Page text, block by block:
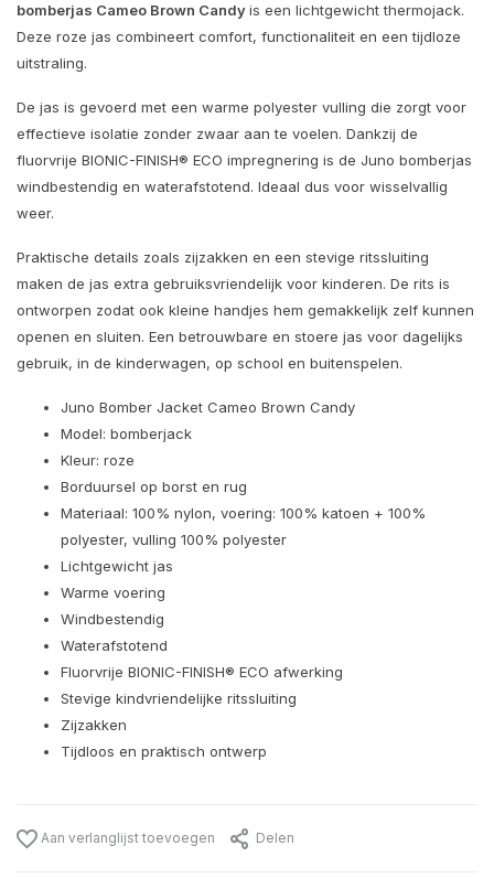
bomberjas Cameo Brown Candyis een lichtgewicht thermojack.
Deze roze jas combineert comfort, functionaliteit en een tijdloze
uitstraling.
De jas is gevoerd met een warme polyester vulling die zorgt voor
effectieve isolatie zonder zwaar aan te voelen. Dankzij de
fluorvrije BIONIC-FINISH® ECO impregnering is de Juno bomberjas
windbestendig en waterafstotend. Ideaal dus voor wisselvallig
weer.
Praktische details zoals zijzakken en een stevige ritssluiting
maken de jas extra gebruiksvriendelijk voor kinderen. De rits is
ontworpen zodat ook kleine handjes hem gemakkelijk zelf kunnen
openen en sluiten. Een betrouwbare en stoere jas voor dagelijks
gebruik, in de kinderwagen, op school en buitenspelen.
Juno Bomber Jacket Cameo Brown Candy
Model: bomberjack
Kleur: roze
Borduursel op borst en rug
Materiaal: 100% nylon, voering: 100% katoen + 100%
polyester, vulling 100% polyester
Lichtgewicht jas
Warme voering
Windbestendig
Waterafstotend
Fluorvrije BIONIC-FINISH® ECO afwerking
Stevige kindvriendelijke ritssluiting
Zijzakken
Tijdloos en praktisch ontwerp
Aan verlanglijst toevoegen Delen